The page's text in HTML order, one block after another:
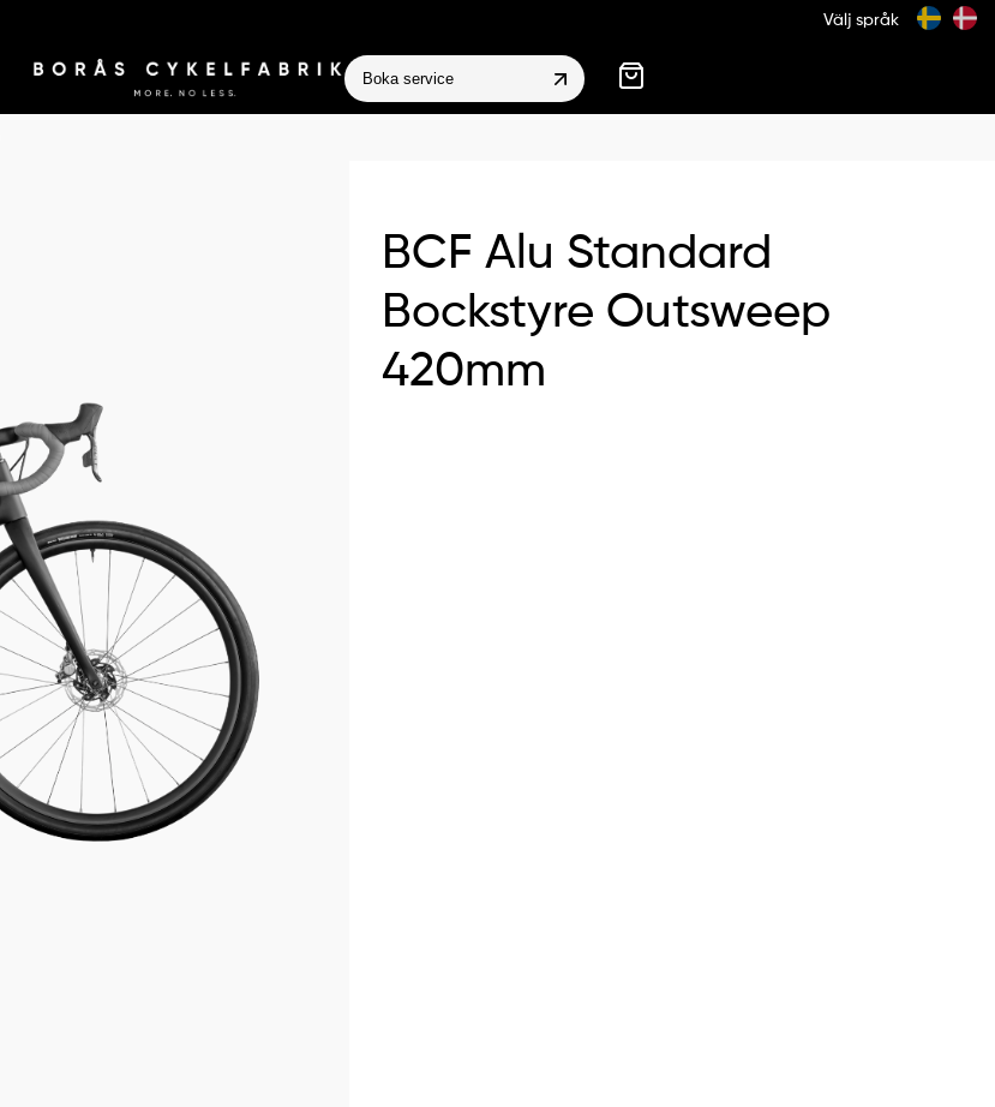
Välj språk
Boka service
BCF Alu Standard
Bockstyre Outsweep
420mm